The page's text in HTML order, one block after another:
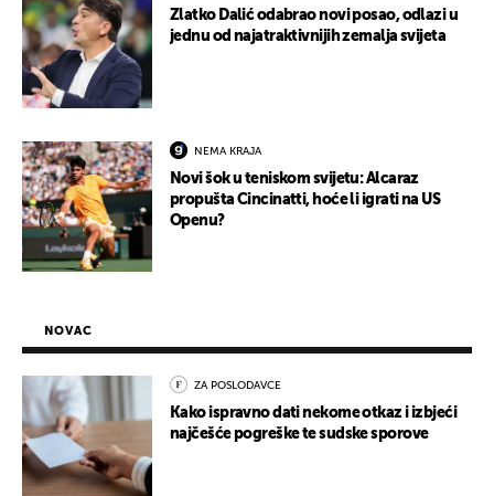
Zlatko Dalić odabrao novi posao, odlazi u
jednu od najatraktivnijih zemalja svijeta
NEMA KRAJA
Novi šok u teniskom svijetu: Alcaraz
propušta Cincinatti, hoće li igrati na US
Openu?
NOVAC
ZA POSLODAVCE
Kako ispravno dati nekome otkaz i izbjeći
najčešće pogreške te sudske sporove